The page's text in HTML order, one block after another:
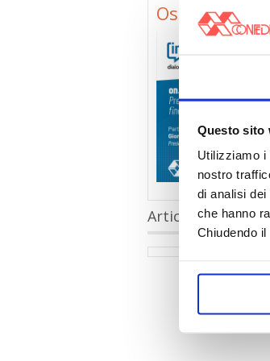
Questo sito
Utilizziamo i
nostro
di analisi
che hanno
Chiudendo
Osnato
Articoli collegati